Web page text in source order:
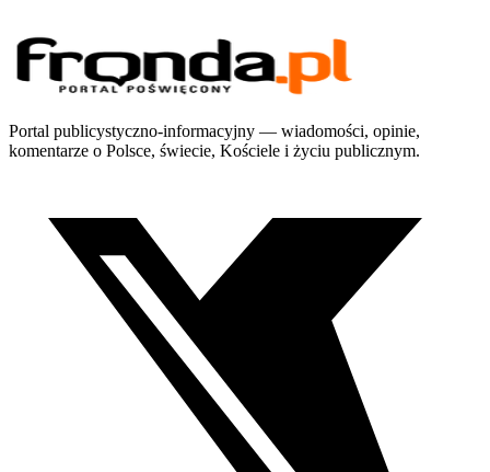
Portal publicystyczno-informacyjny — wiadomości, opinie,
komentarze o Polsce, świecie, Kościele i życiu publicznym.